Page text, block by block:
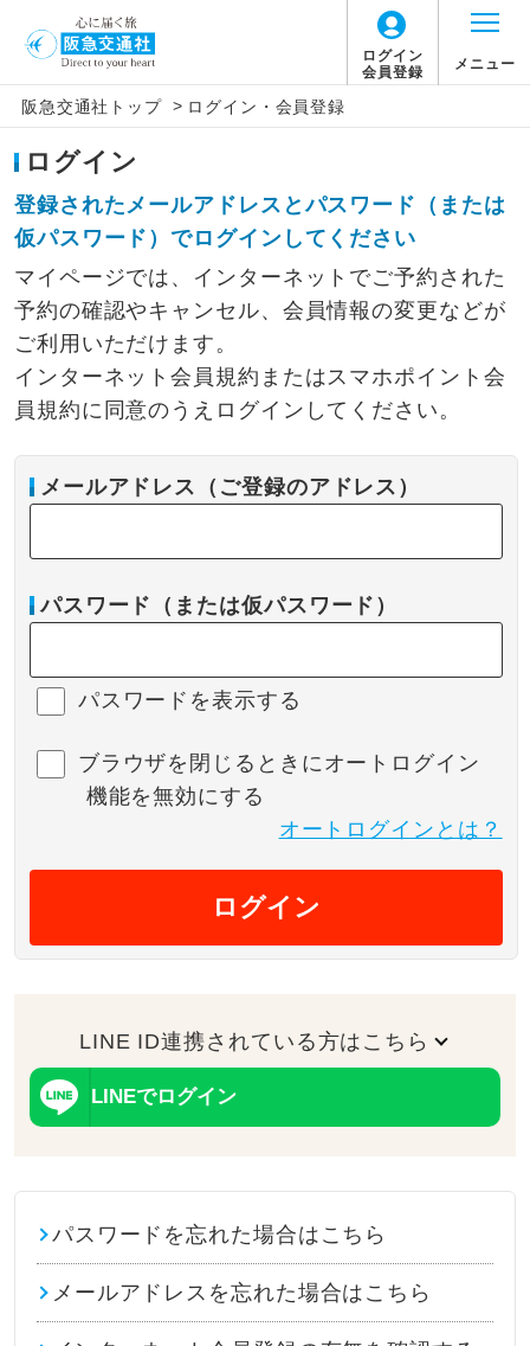
ログイン
会員登録
メニュー
阪急交通社トップ > ログイン・会員登録
ログイン
登録されたメールアドレスとパスワード（または
仮パスワード）でログインしてください
マイページでは、インターネットでご予約された
予約の確認やキャンセル、会員情報の変更などが
ご利用いただけます。
インターネット会員規約またはスマホポイント会
員規約に同意のうえログインしてください。
メールアドレス（ご登録のアドレス）
パスワード（または仮パスワード）
パスワードを表示する
ブラウザを閉じるときにオートログイン
機能を無効にする
オートログインとは？
ログイン
LINE ID連携されている方はこちら
LINEでログイン
パスワードを忘れた場合はこちら
メールアドレスを忘れた場合はこちら